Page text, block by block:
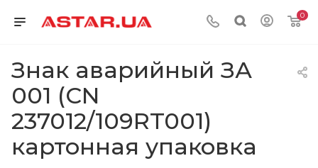
0
Знак аварийный ЗА
001 (СN
237012/109RT001)
картонная упаковка